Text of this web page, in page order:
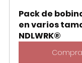
Pack de
en varios
NDLWRK®